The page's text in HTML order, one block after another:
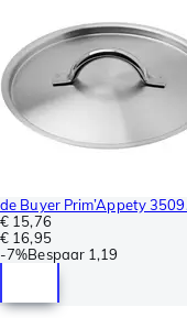
de Buyer Prim’Appety
€ 15,76
€ 16,95
-7%Bespaar 1,19